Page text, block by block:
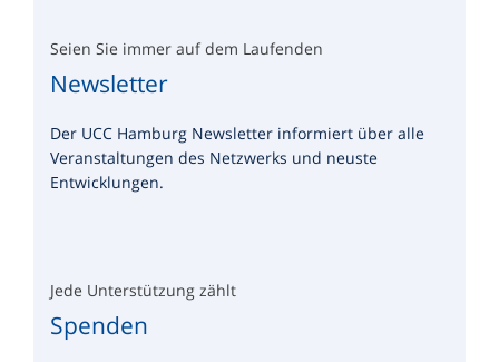
Seien Sie immer auf dem Laufenden
Newsletter
Der UCC Hamburg Newsletter informiert über alle
Veranstaltungen des Netzwerks und neuste
Entwicklungen.
Jede Unterstützung zählt
Spenden